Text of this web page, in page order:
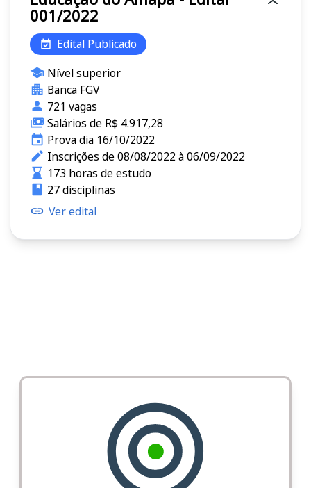
001/2022
Edital Publicado
Nível superior
Banca FGV
721 vagas
Salários de R$ 4.917,28
Prova dia 16/10/2022
Inscrições de 08/08/2022 à 06/09/2022
173 horas de estudo
27 disciplinas
Ver edital